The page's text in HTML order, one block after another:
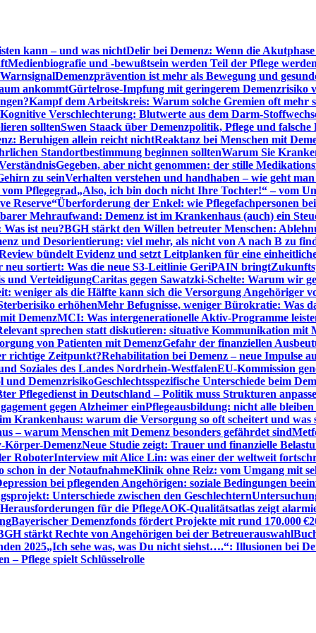
kann – und was nichtDelir bei Demenz: Wenn die
Medienbiografie und -bewußtsein werden Teil der Pflege werden
Demenzprävention ist mehr als Bewegung und
ankommtGürtelrose-Impfung mit geringerem Demenzrisiko
Kampf dem Arbeitskreis: Warum solche Gremien oft mehr
Kognitive Verschlechterung: Blutwerte aus dem Darm-
solltenSwen Staack über Demenzpolitik, Pflege und falsche
Beruhigen allein reicht nichtReaktanz bei Menschen mit
Standortbestimmung beginnen solltenWarum Sie
Gegeben, aber nicht genommen: der stille
zu seinVerhalten verstehen und handhaben – wie geht
Pflegegrad„Also, ich bin doch nicht Ihre Tochter!“ – vom
Reserve“Überforderung der Enkel: wie Pflegefachpersonen
Mehraufwand: Demenz ist im Krankenhaus (auch) ein
ist neu?BGH stärkt den Willen betreuter Menschen:
und Desorientierung: viel mehr, als nicht von A nach B zu
bündelt Evidenz und setzt Leitplanken für eine
neu sortiert: Was die neue S3-Leitlinie GeriPAIN bringt
und VerteidigungCaritas gegen Sawatzki-Schelte: Warum wir
weniger als die Hälfte kann sich die Versorgung Angehöriger
erhöhenMehr Befugnisse, weniger Bürokratie: Was
DemenzMCI: Was intergenerationelle Aktiv-Programme
sprechen statt diskutieren: situative Kommunikation mit
von Patienten mit DemenzGefahr der finanziellen
richtige Zeitpunkt?Rehabilitation bei Demenz – neue Impulse
Soziales des Landes Nordrhein-WestfalenEU-Kommission
und DemenzrisikoGeschlechtsspezifische Unterschiede beim
Pflegedienst in Deutschland – Politik muss Strukturen
gegen Alzheimer einPflegeausbildung: nicht alle bleiben
Krankenhaus: warum die Versorgung so oft scheitert und was
– warum Menschen mit Demenz besonders gefährdet sind
Körper-DemenzNeue Studie zeigt: Trauer und finanzielle
RoboterInterview mit Alice Lin: was einer der weltweit
schon in der NotaufnahmeKlinik ohne Reiz: vom Umgang mit
bei pflegenden Angehörigen: soziale Bedingungen
Unterschiede zwischen den Geschlechtern
für die PflegeAOK-Qualitätsatlas zeigt
Bayerischer Demenzfonds fördert Projekte mit rund 170.000 €
stärkt Rechte von Angehörigen bei der Betreuerauswahl
2025„Ich sehe was, was Du nicht siehst….“: Illusionen bei
– Pflege spielt Schlüsselrolle